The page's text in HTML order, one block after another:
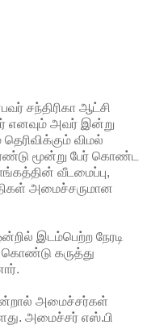
சந்திரிகா ஆட்சி
எனவும் அவர் இன்று
விமல்
மூன்று பேர் கொண்ட
வீடமைப்பு,
அமைச்சருமான
இடம்பெற்ற நேரடி
கொண்டு கருத்து
அமைச்சர்கள்
அமைச்சர் எஸ்.பி